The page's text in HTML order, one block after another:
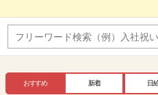
おすすめ 新着 日